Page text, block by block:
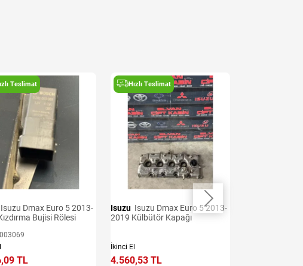
Teslimat
Bujisi Rölesi
TL
Hızlı Teslimat
Isuzu
2019 Külbütör Kapağı
İkinci El
4.560,53 TL